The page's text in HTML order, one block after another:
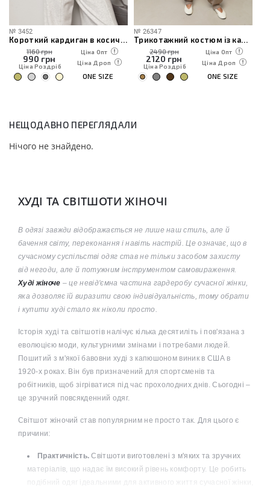
№ 3452
1160 грн
990 грн
Ціна Роздріб
Ціна Опт
Ціна Дроп
ONE SIZE
№ 26347
2490 грн
2120 грн
Ціна Роздріб
Ціна Опт
Ціна Дроп
ONE SIZE
НЕЩОДАВНО ПЕРЕГЛЯДАЛИ
Нічого не знайдено.
ХУДІ ТА СВІТШОТИ ЖІНОЧІ
В одязі завжди відображається не лише наш стиль, але й
бачення світу, переконання і навіть настрій. Це означає, що в
сучасному суспільстві одяг став не тільки засобом захисту
від негоди, але й потужним інструментом самовираження.
Худі жіноче – це невід'ємна частина гардеробу сучасної жінки,
яка дозволяє їй виразити свою індивідуальність, тому обрати
і купити худі стало як ніколи просто.
Історія худі та світшотів налічує кілька десятиліть і пов'язана з
еволюцією моди, культурними змінами і потребами людей.
Пошитий з м'якої бавовни худі з капюшоном виник в США в
1920-х роках. Він був призначений для спортсменів та
робітників, щоб зігріватися під час прохолодних днів. Сьогодні –
це зручний повсякденний одяг.
Світшот жіночий став популярним не просто так. Для цього є
причини:
Практичність. Світшоти виготовлені з м'яких та зручних
матеріалів, що надає їм високий рівень комфорту. Це робить
подібний одяг ідеальними для активного життя сучасної жінки,